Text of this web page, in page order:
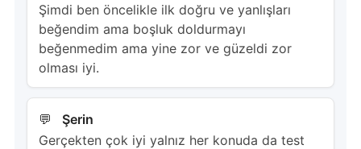
Şimdi ben öncelikle ilk doğru ve yanlışları
beğendim ama boşluk doldurmayı
beğenmedim ama yine zor ve güzeldi zor
olması iyi.
Şerin
Gerçekten çok iyi yalnız her konuda da test